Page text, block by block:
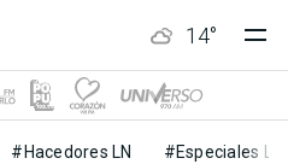
14°
#Hacedores LN #Especiales LN